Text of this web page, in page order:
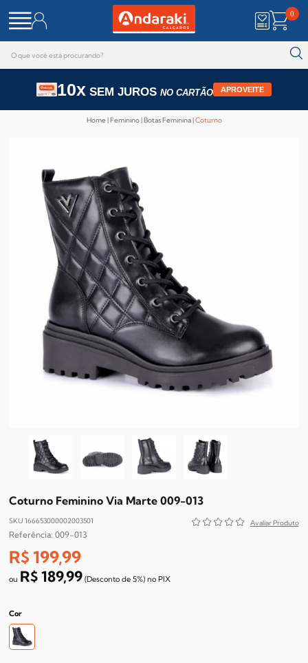
0
10x SEM JUROS NO CARTÃO APROVEITE
Home Feminino Botas Feminina Coturno
Coturno Feminino Via Marte 009-013
SKU 166653000002003501
009-013
R$ 199,99
R$ 189,99 (Desconto de 5%) no PIX
Cor